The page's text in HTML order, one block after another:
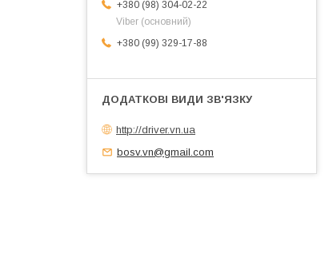
+380 (98) 304-02-22
Viber (основний)
+380 (99) 329-17-88
http://driver.vn.ua
bosv.vn@gmail.com